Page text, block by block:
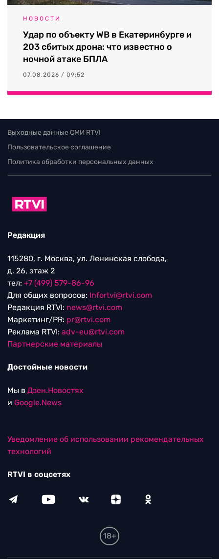
НОВОСТИ
Удар по объекту WB в Екатеринбурге и
203 сбитых дрона: что известно о
ночной атаке БПЛА
07.08.2026 / 09:52
Выходные данные СМИ RTVI
Пользовательское соглашение
Политика обработки персональных данных
Редакция
115280, г. Москва, ул. Ленинская слобода,
д. 26, этаж 2
тел: +7 (499) 579-86-96
Для общих вопросов: Infortvi@rtvi.com
Редакция RTVI: news@rtvi.com
Маркетинг/PR: pr@rtvi.com
Реклама RTVI: adv-eu@rtvi.com
Партнерские материалы
Достойные новости
Мы в Дзен.Новостях
и Google.News
Уведомление об использовании рекомендательных
технологий
RTVI в соцсетях
18+